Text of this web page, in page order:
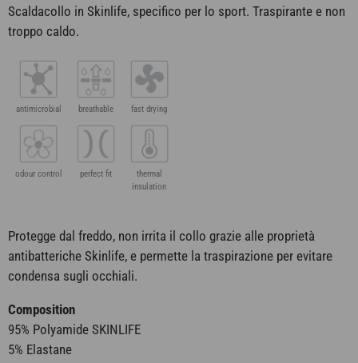
Scaldacollo in Skinlife, specifico per lo sport. Traspirante e non
troppo caldo.
antimicrobial breathable fast drying
odour control perfect fit
thermal
insulation
Protegge dal freddo, non irrita il collo grazie alle proprietà
antibatteriche Skinlife, e permette la traspirazione per evitare
condensa sugli occhiali.
Composition
95% Polyamide SKINLIFE
5% Elastane